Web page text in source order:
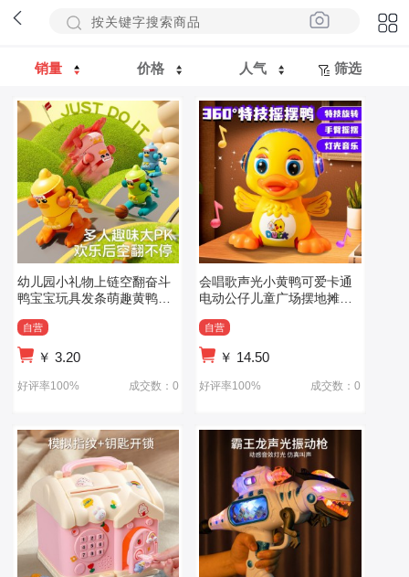
销量 价格 人气 筛选
幼儿园小礼物上链空翻奋斗
鸭宝宝玩具发条萌趣黄鸭儿
自营
￥ 3.20
好评率100% 成交数：0
会唱歌声光小黄鸭可爱卡通
电动公仔儿童广场摆地摊的
自营
￥ 14.50
好评率100% 成交数：0